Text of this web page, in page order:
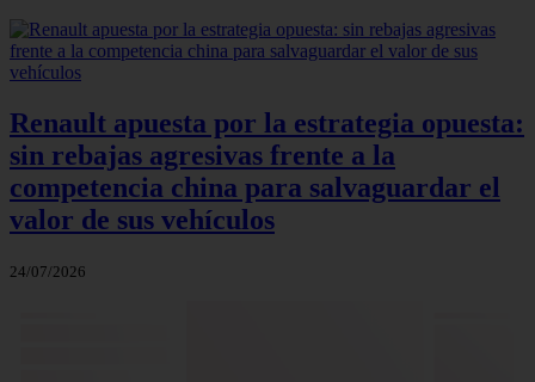
Renault apuesta por la estrategia opuesta:
sin rebajas agresivas frente a la
competencia china para salvaguardar el
valor de sus vehículos
24/07/2026